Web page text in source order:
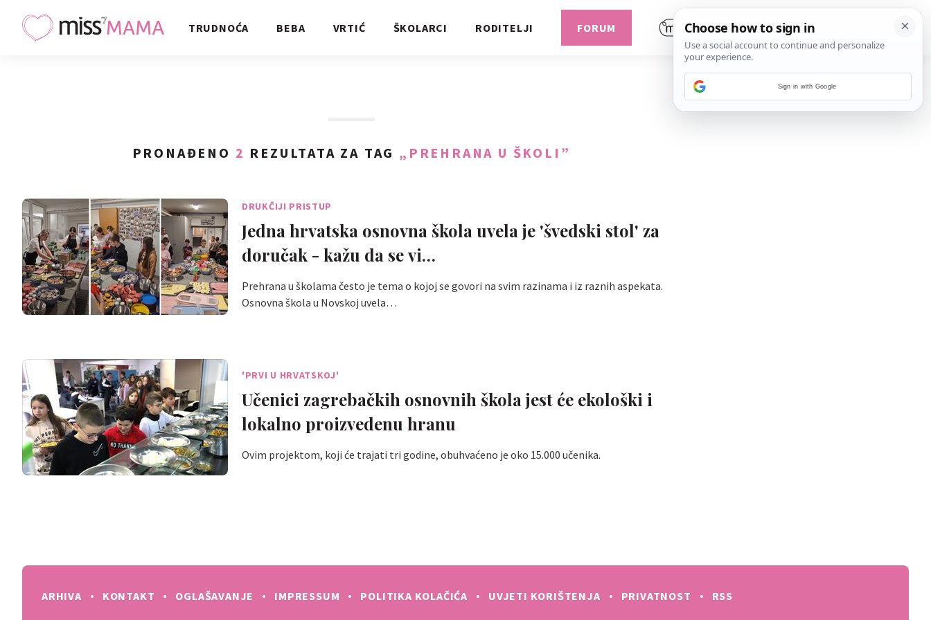
TRUDNOĆA BEBA VRTIĆ ŠKOLARCI RODITELJI FORUM
PRONAĐENO 2 REZULTATA ZA TAG „PREHRANA U ŠKOLI”
DRUKČIJI PRISTUP
Jedna hrvatska osnovna škola uvela je 'švedski stol' za
doručak - kažu da se vi…
Prehrana u školama često je tema o kojoj se govori na svim razinama i iz raznih aspekata.
Osnovna škola u Novskoj uvela…
'PRVI U HRVATSKOJ'
Učenici zagrebačkih osnovnih škola jest će ekološki i
lokalno proizvedenu hranu
Ovim projektom, koji će trajati tri godine, obuhvaćeno je oko 15.000 učenika.
ARHIVA KONTAKT OGLAŠAVANJE IMPRESSUM POLITIKA KOLAČIĆA UVJETI KORIŠTENJA PRIVATNOST RSS
Sign in with Google